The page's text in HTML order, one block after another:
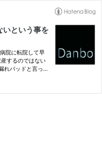
いという事を
院に転院して早
するのではない
れパッドと言って
るんですよね。